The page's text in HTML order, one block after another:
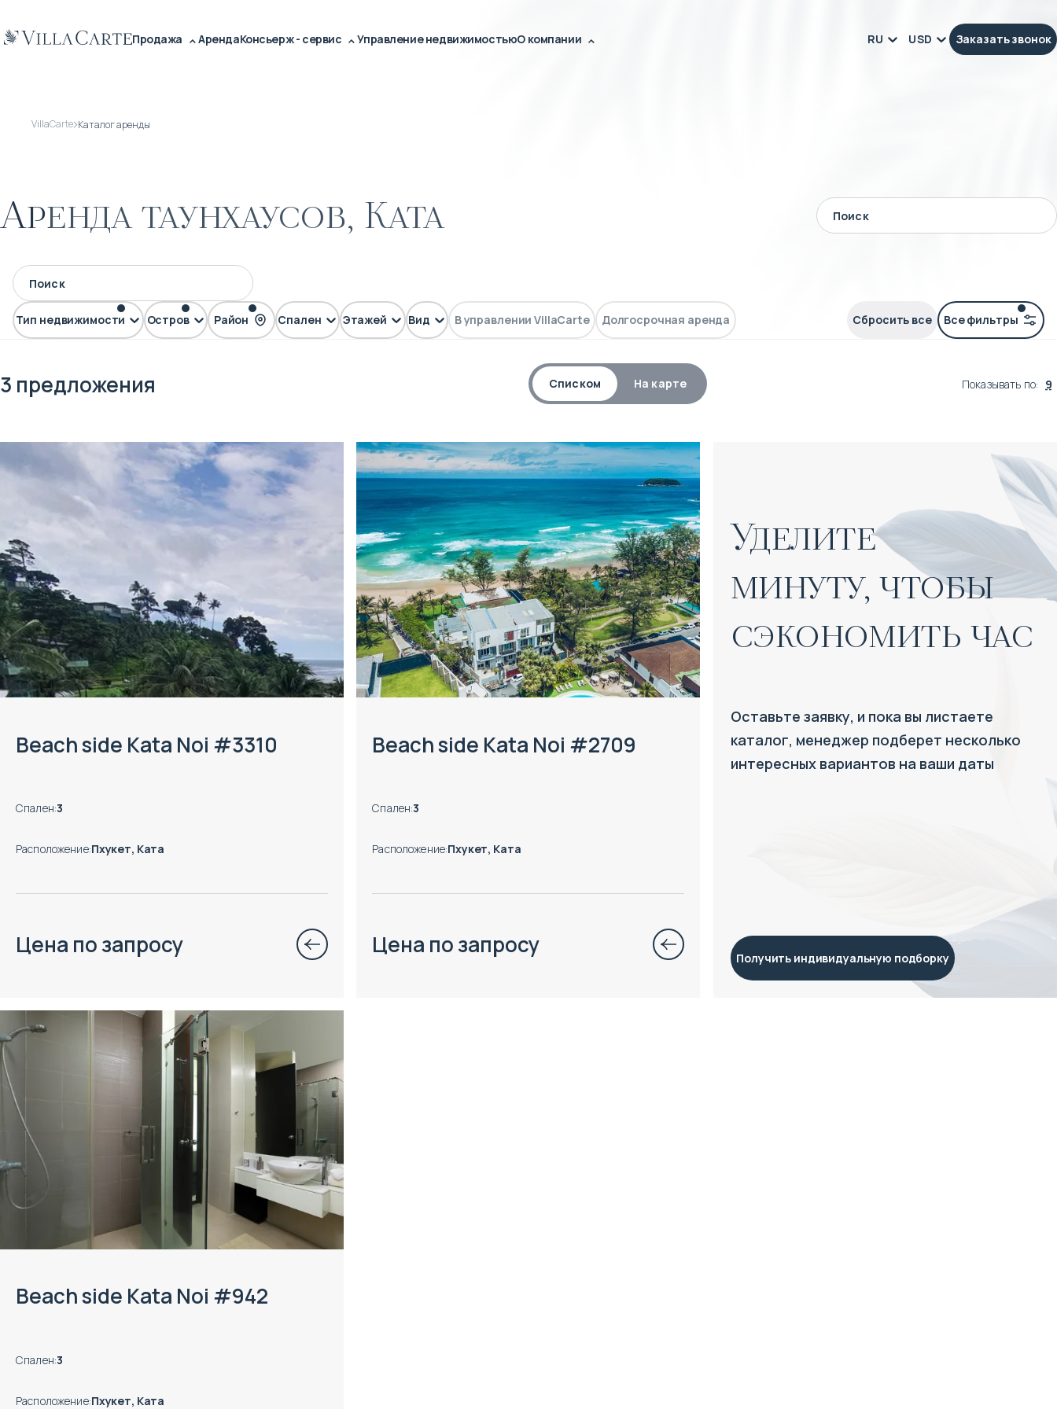
Продажа АрендаКонсьерж - сервис Управление недвижимостьюО компании RU USD Заказать звонок
VillaCarte Каталог аренды
Аренда таунхаусов, Ката
Тип недвижимости Остров Район Спален Этажей Вид В управлении VillaCarte Долгосрочная аренда Сбросить все Все фильтры
Таунхаус Пхукет Ката
3 предложения Списком На карте Показывать по: 9
Beach side Kata Noi #3310
Спален:3
Расположение:Пхукет, Ката
Цена по запросу
Beach side Kata Noi #2709
Спален:3
Расположение:Пхукет, Ката
Цена по запросу
Beach side Kata Noi #942
Спален:3
Расположение:Пхукет, Ката
Уделите
минуту, чтобы
сэкономить час
Оставьте заявку, и пока вы листаете
каталог, менеджер подберет несколько
интересных вариантов на ваши даты
Получить индивидуальную подборку